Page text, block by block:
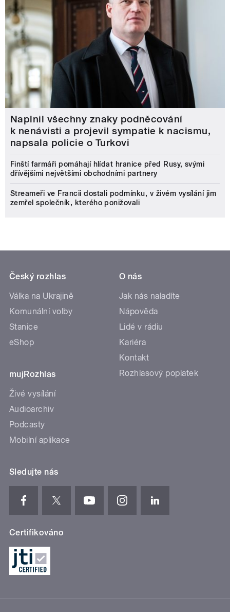
Naplnil všechny znaky podněcování
k nenávisti a projevil sympatie k nacismu,
napsala policie o Turkovi
Finští farmáři pomáhají hlídat hranice před Rusy, svými
dřívějšími největšími obchodními partnery
Streameři ve Francii dostali podmínku, v živém vysílání jim
zemřel společník, kterého ponižovali
Český rozhlas
Válka na Ukrajině
Komunální volby
Stanice
eShop
mujRozhlas
Živé vysílání
Audioarchiv
Podcasty
Mobilní aplikace
O nás
Jak nás naladíte
Nápověda
Lidé v rádiu
Kariéra
Kontakt
Rozhlasový poplatek
Sledujte nás
Certifikováno